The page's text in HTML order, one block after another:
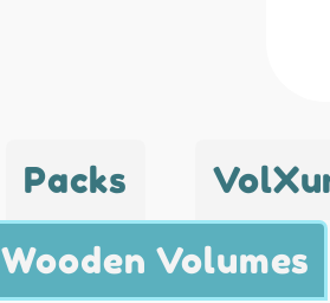
Packs
Wooden Volumes